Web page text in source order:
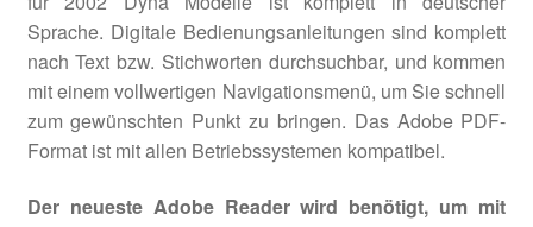
Sprache. Digitale Bedienungsanleitungen sind komplett
nach Text bzw. Stichworten durchsuchbar, und kommen
mit einem vollwertigen Navigationsmenü, um Sie schnell
zum gewünschten Punkt zu bringen. Das Adobe PDF-
Format ist mit allen Betriebssystemen kompatibel.
Der neueste Adobe Reader wird benötigt, um mit